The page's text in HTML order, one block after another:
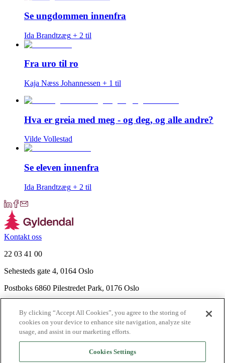
Se ungdommen innenfra
Ida Brandtzæg + 2 til
Fra uro til ro
Kaja Næss Johannessen + 1 til
Hva er greia med meg - og deg, og alle andre?
Vilde Vollestad
Se eleven innenfra
Ida Brandtzæg + 2 til
Kontakt oss
22 03 41 00
Sehesteds gate 4, 0164 Oslo
Postboks 6860 Pilestredet Park, 0176 Oslo
Nyhetsbrev
Ledige stillinger
Send inn manus
By clicking “Accept All Cookies”, you agree to the storing of
cookies on your device to enhance site navigation, analyze site
usage, and assist in our marketing efforts.
Cookies Settings